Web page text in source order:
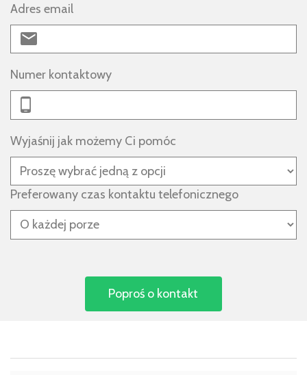
Adres email
Numer kontaktowy
Wyjaśnij jak możemy Ci pomóc
Preferowany czas kontaktu telefonicznego